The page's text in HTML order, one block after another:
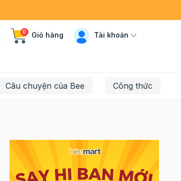
0 Giỏ hàng Tài khoản
Câu chuyện của Bee Công thức